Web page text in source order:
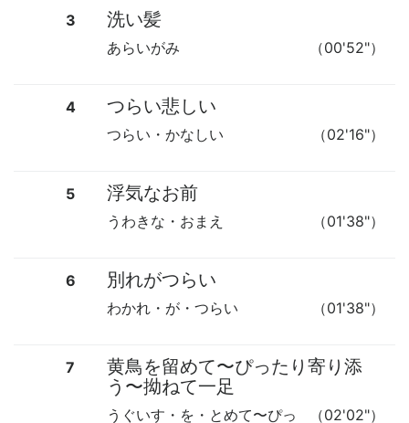
3 洗い髪
（00'52"）
あらいがみ
4 つらい悲しい
（02'16"）
つらい・かなしい
5 浮気なお前
（01'38"）
うわきな・おまえ
6 別れがつらい
（01'38"）
わかれ・が・つらい
7 黄鳥を留めて〜ぴったり寄り添
う 〜拗ねて一足
（02'02"）
うぐいす・を・とめて〜ぴっ